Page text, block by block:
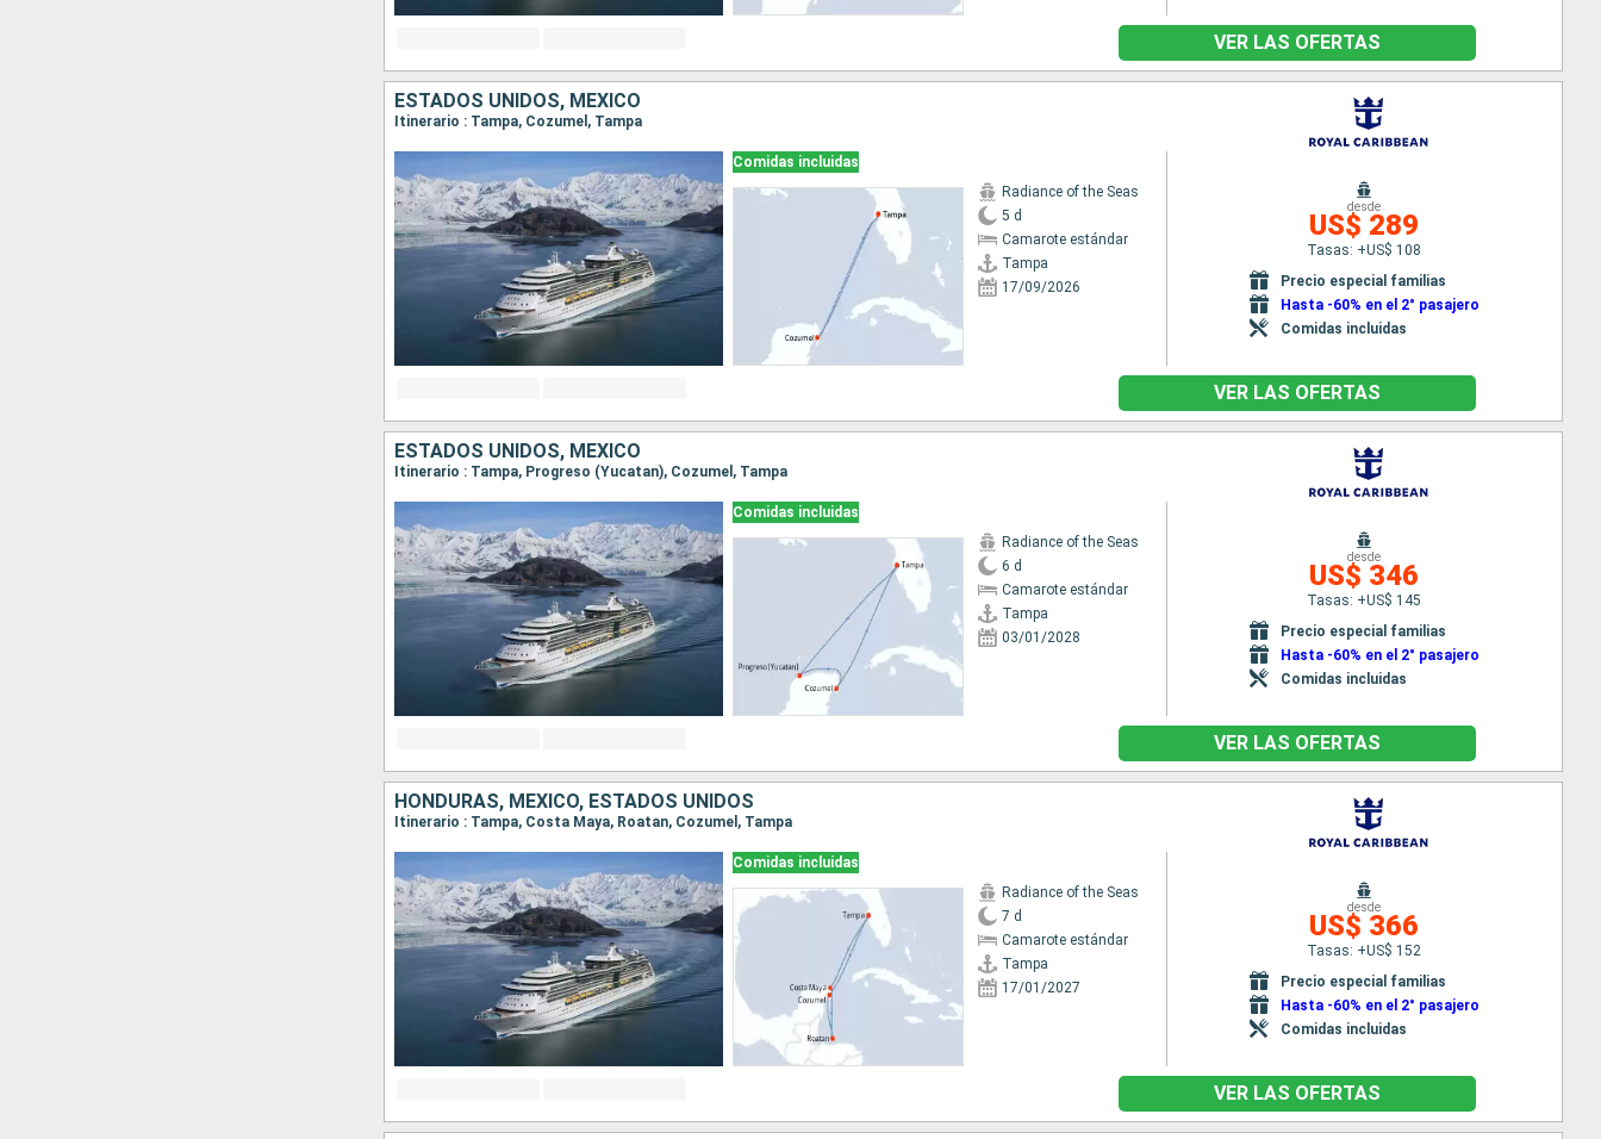
VER LAS OFERTAS
ESTADOS UNIDOS, MÉXICO
Itinerario : Tampa, Cozumel, Tampa
Comidas incluidas
Radiance of the Seas
5 d
Camarote estándar
Tampa
17/09/2026
desde
US$ 289
Tasas: +US$ 108
Precio especial familias
Hasta -60% en el 2° pasajero
Comidas incluidas
VER LAS OFERTAS
ESTADOS UNIDOS, MÉXICO
Itinerario : Tampa, Progreso (Yucatan), Cozumel, Tampa
Comidas incluidas
Radiance of the Seas
6 d
Camarote estándar
Tampa
03/01/2028
desde
US$ 346
Tasas: +US$ 145
Precio especial familias
Hasta -60% en el 2° pasajero
Comidas incluidas
VER LAS OFERTAS
HONDURAS, MÉXICO, ESTADOS UNIDOS
Itinerario : Tampa, Costa Maya, Roatan, Cozumel, Tampa
Comidas incluidas
Radiance of the Seas
7 d
Camarote estándar
Tampa
17/01/2027
desde
US$ 366
Tasas: +US$ 152
Precio especial familias
Hasta -60% en el 2° pasajero
Comidas incluidas
VER LAS OFERTAS